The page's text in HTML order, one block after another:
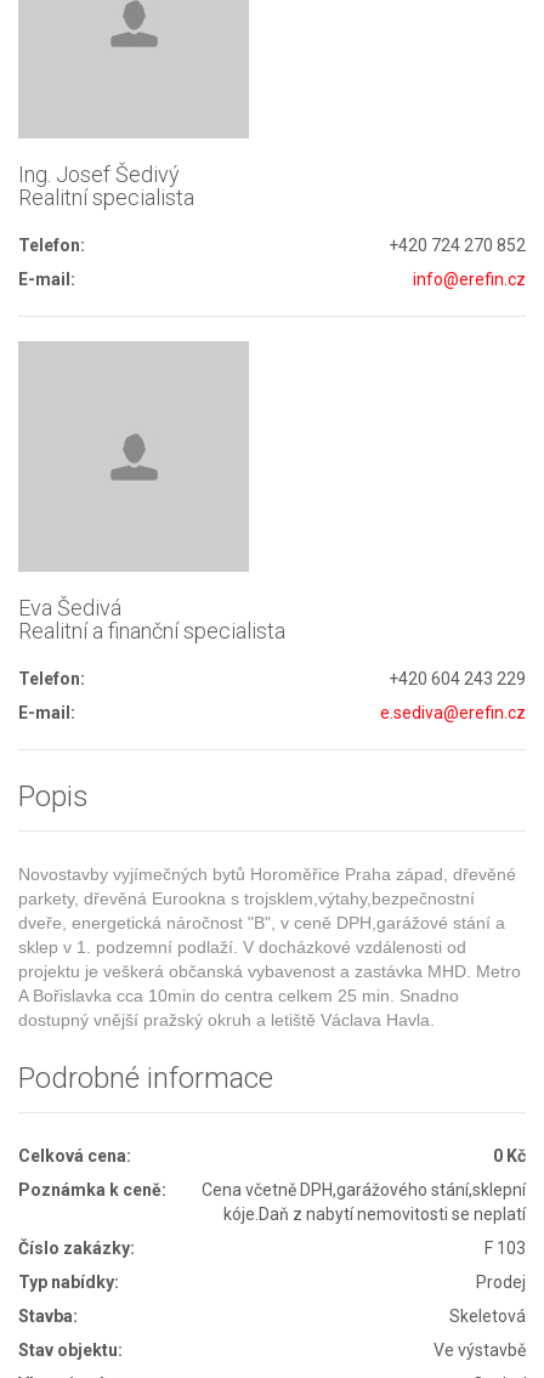
Ing. Josef Šedivý
Realitní specialista
Telefon:
+420 724 270 852
E-mail:
info@erefin.cz
Eva Šedivá
Realitní a finanční specialista
Telefon:
+420 604 243 229
E-mail:
e.sediva@erefin.cz
Popis
Novostavby vyjímečných bytů Horoměřice Praha západ, dřevěné
parkety, dřevěná Eurookna s trojsklem,výtahy,bezpečnostní
dveře, energetická náročnost "B", v ceně DPH,garážové stání a
sklep v 1. podzemní podlaží. V docházkové vzdálenosti od
projektu je veškerá občanská vybavenost a zastávka MHD. Metro
A Bořislavka cca 10min do centra celkem 25 min. Snadno
dostupný vnější pražský okruh a letiště Václava Havla.
Podrobné informace
Celková cena:
0 Kč
Poznámka k ceně:
Cena včetně DPH,garážového stání,sklepní
kóje.Daň z nabytí nemovitosti se neplatí
Číslo zakázky:
F 103
Typ nabídky:
Prodej
Stavba:
Skeletová
Stav objektu:
Ve výstavbě